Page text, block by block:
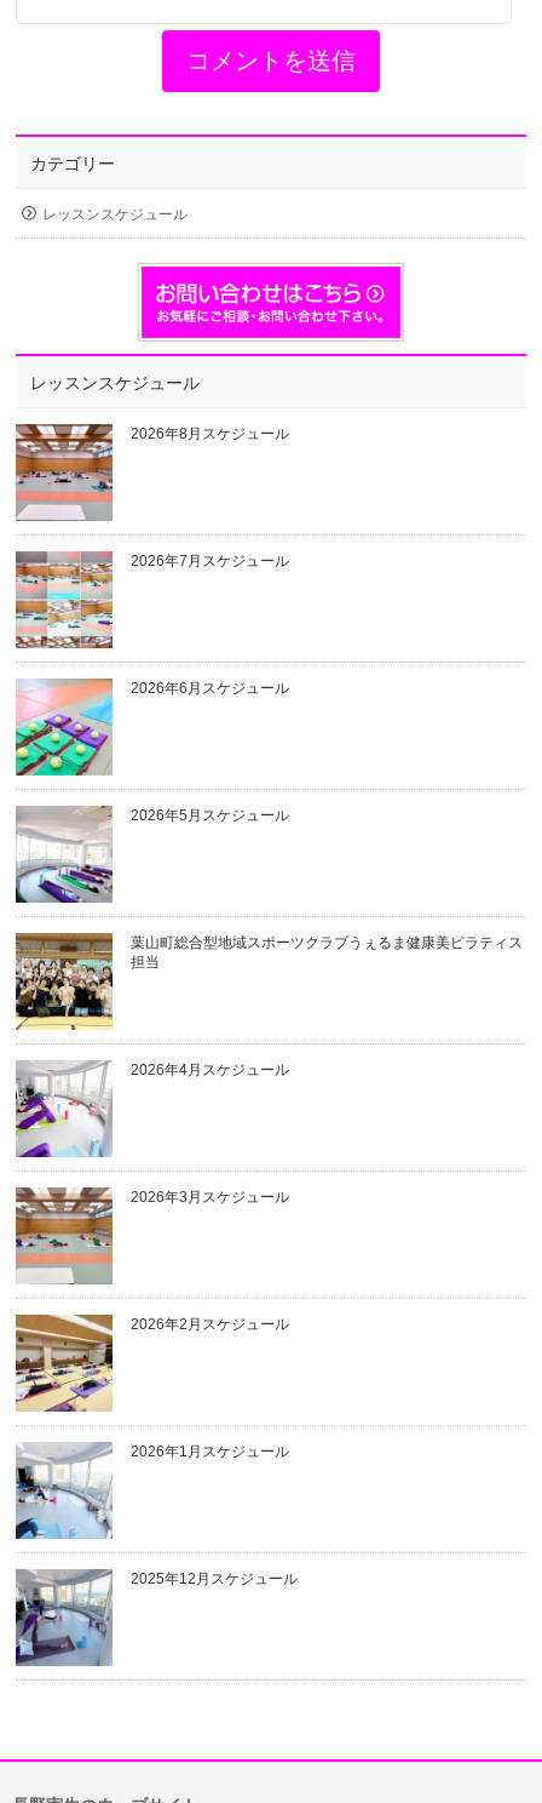
カテゴリー
レッスンスケジュール
レッスンスケジュール
2026年8月スケジュール
2026年7月スケジュール
2026年6月スケジュール
2026年5月スケジュール
葉山町総合型地域スポーツクラブうぇるま健康美ピラティス
担当
2026年4月スケジュール
2026年3月スケジュール
2026年2月スケジュール
2026年1月スケジュール
2025年12月スケジュール